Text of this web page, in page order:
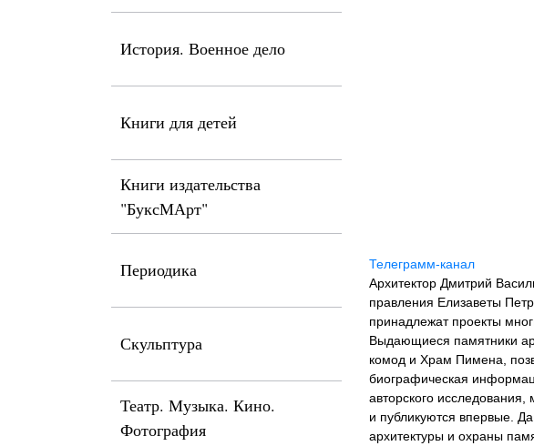
История. Военное дело
Книги для детей
Книги издательства
"БуксМАрт"
Периодика
Скульптура
Театр. Музыка. Кино.
Фотография
Телеграмм-канал
Архитектор Дмитрий
правления Елизаветы
принадлежат проекты
Выдающиеся памятники
комод и Храм Пимена,
биографическая
авторского
и публикуются впервые.
архитектуры и охраны